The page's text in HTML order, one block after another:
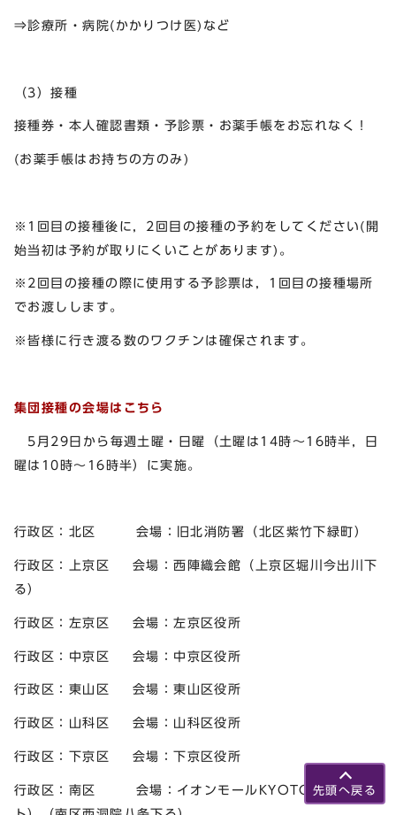
⇒診療所・病院(かかりつけ医)など
（3）接種
接種券・本人確認書類・予診票・お薬手帳をお忘れなく！
(お薬手帳はお持ちの方のみ)
※1回目の接種後に，2回目の接種の予約をしてください(開
始当初は予約が取りにくいことがあります)。
※2回目の接種の際に使用する予診票は，1回目の接種場所
でお渡しします。
※皆様に行き渡る数のワクチンは確保されます。
集団接種の会場はこちら
5月29日から毎週土曜・日曜（土曜は14時～16時半，日
曜は10時～16時半）に実施。
行政区：北区 会場：旧北消防署（北区紫竹下緑町）
行政区：上京区 会場：西陣織会館（上京区堀川今出川下
る）
行政区：左京区 会場：左京区役所
行政区：中京区 会場：中京区役所
行政区：東山区 会場：東山区役所
行政区：山科区 会場：山科区役所
行政区：下京区 会場：下京区役所
行政区：南区 会場：イオンモールKYOTO（キョウ
先頭へ戻る